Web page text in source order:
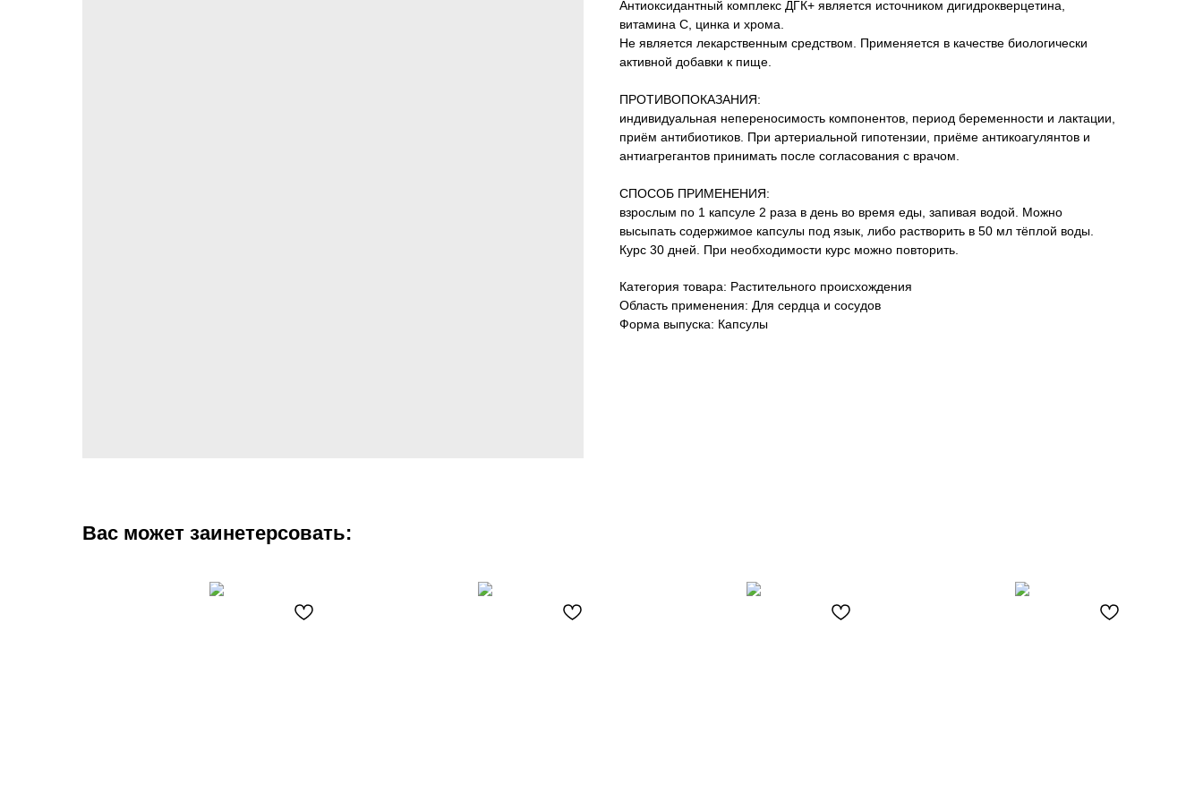
Антиоксидантный комплекс ДГК+ является источником дигидрокверцетина,
витамина С, цинка и хрома.
Не является лекарственным средством. Применяется в качестве биологически
активной добавки к пище.
ПРОТИВОПОКАЗАНИЯ:
индивидуальная непереносимость компонентов, период беременности и лактации,
приём антибиотиков. При артериальной гипотензии, приёме антикоагулянтов и
антиагрегантов принимать после согласования с врачом.
СПОСОБ ПРИМЕНЕНИЯ:
взрослым по 1 капсуле 2 раза в день во время еды, запивая водой. Можно
высыпать содержимое капсулы под язык, либо растворить в 50 мл тёплой воды.
Курс 30 дней. При необходимости курс можно повторить.
Категория товара: Растительного происхождения
Область применения: Для сердца и сосудов
Форма выпуска: Капсулы
Вас может заинетерсовать: